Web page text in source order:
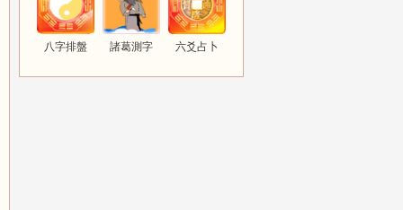
八字排盤 諸葛測字 六爻占卜